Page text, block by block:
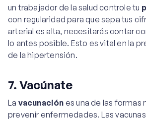
un trabajador de la salud controle tu
con regularidad para que sepa tus
arterial es alta, necesitarás contar
lo antes posible. Esto es vital en la
de la hipertensión.
7. Vacúnate
La vacunación es una de las formas
prevenir enfermedades. Las